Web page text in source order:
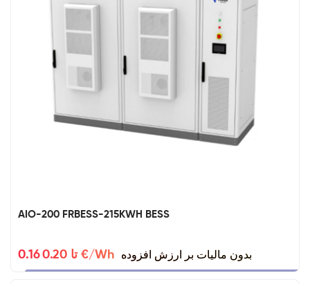
AIO-200 FRBESS-215KWH BESS
0.16 تا 0.20 €/Wh بدون مالیات بر ارزش افزوده